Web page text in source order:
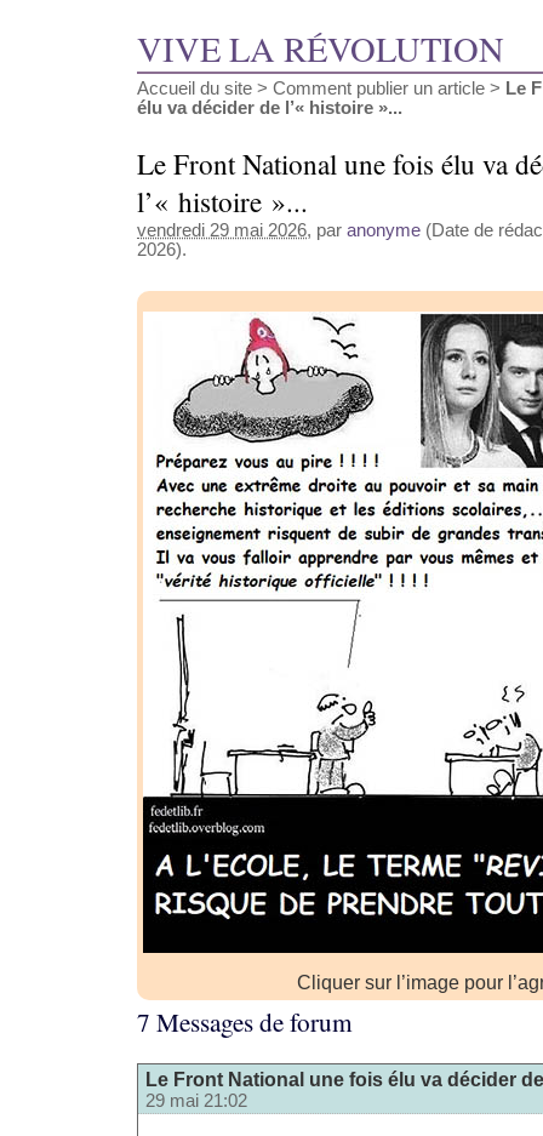
VIVE LA RÉVOLUTION
Accueil du site > Comment publier un article > Le
élu va décider de l’« histoire »...
Le Front National une fois élu va
l’« histoire »...
vendredi 29 mai 2026, par anonyme (Date de
2026).
Cliquer sur l’image pour
7 Messages de forum
Le Front National une fois élu va décider
29 mai 21:02